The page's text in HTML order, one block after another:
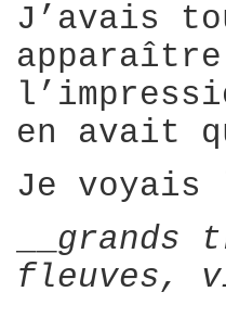
J’avais
en avait
Je
grands
fleuves,